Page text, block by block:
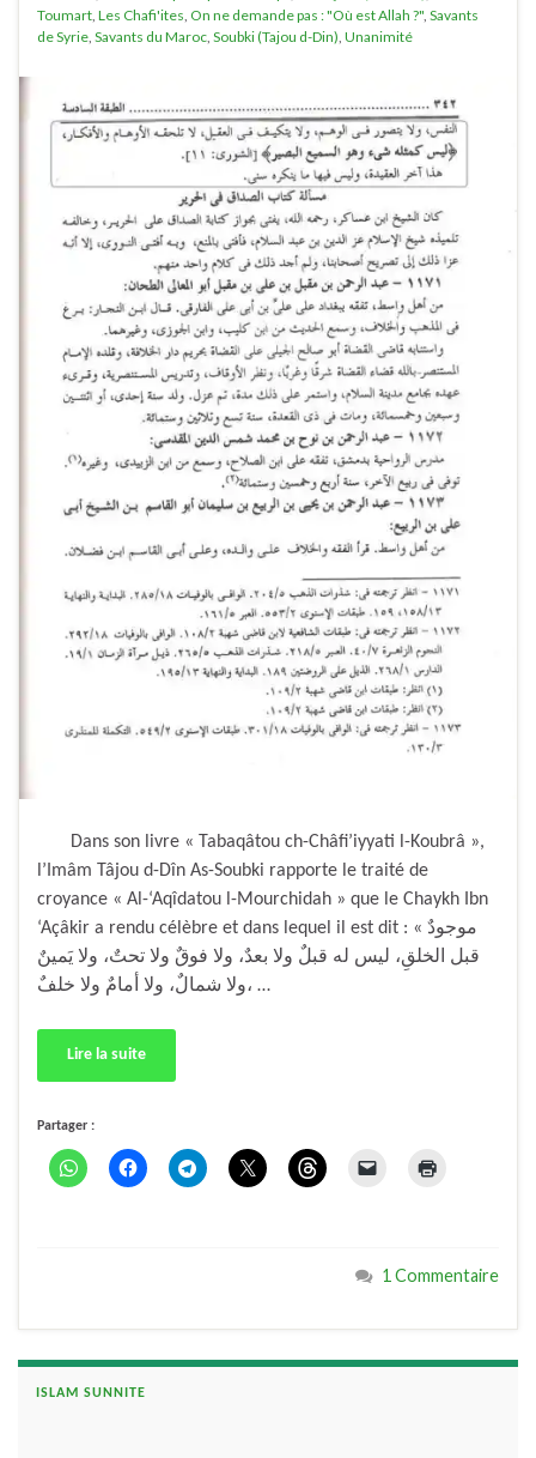
Toumart Les Chafi'ites On ne demande pas : "Où est Allah ?" Savants
de Syrie Savants du Maroc Soubki (Tajou d-Din) Unanimité
Dans son livre « Tabaqâtou ch-Châfi’iyyati l-Koubrâ »,
l’Imâm Tâjou d-Dîn As-Soubki rapporte le traité de
croyance « Al-‘Aqîdatou l-Mourchidah » que le Chaykh Ibn
‘Açâkir a rendu célèbre et dans lequel il est dit : « موجودٌ
قبل الخلقِ، ليس له قبلٌ ولا بعدٌ، ولا فوقٌ ولا تحتٌ، ولا يَمينٌ
ولا شمالٌ، ولا أمامٌ ولا خلفٌ، …
Lire la suite
Partager :
1 Commentaire
ISLAM SUNNITE